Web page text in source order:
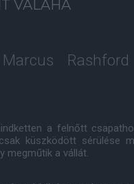
VALAHA
a felnőtt
küszködött sérülése
megműtik a vállát.